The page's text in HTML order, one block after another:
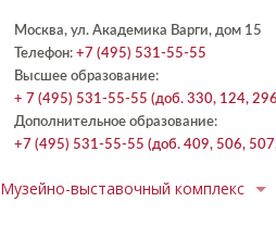
Москва, ул. Академика Варги, дом 15
Телефон: +7 (495) 531-55-55
Высшее образование:
+ 7 (495) 531-55-55 (доб. 330, 124,
Дополнительное образование:
+7 (495) 531-55-55 (доб. 409, 506,
Музейно-выставочный комплекс